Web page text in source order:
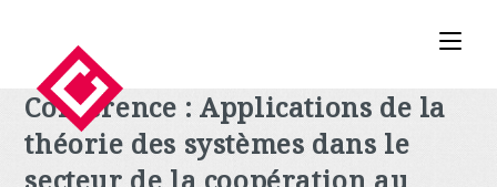
Conférence : Applications de la
théorie des systèmes dans le